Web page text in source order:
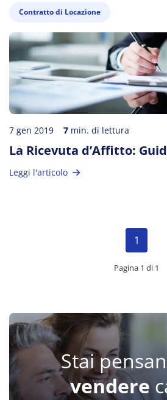
Contratto di Locazione
7 gen 2019 7 min. di lettura
La Ricevuta d’Affitto:
Leggi l'articolo
1
Pagina 1 di 1
Stai
vendere